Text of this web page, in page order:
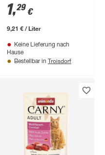
Drink 140 ml
1,29 €
9,21 € / Liter
Keine Lieferung nach
Hause
Bestellbar in Troisdorf